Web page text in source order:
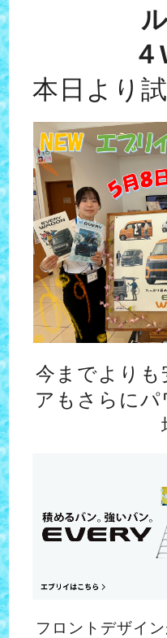
本日より
今までよりも
アもさらに
フロントデザイ